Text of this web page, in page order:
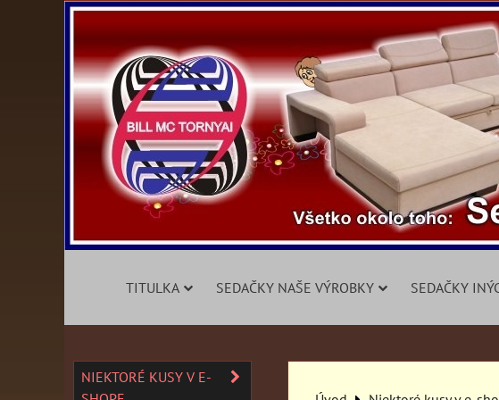
TITULKA SEDAČKY NAŠE VÝROBKY SEDAČKY
NIEKTORÉ KUSY V E-